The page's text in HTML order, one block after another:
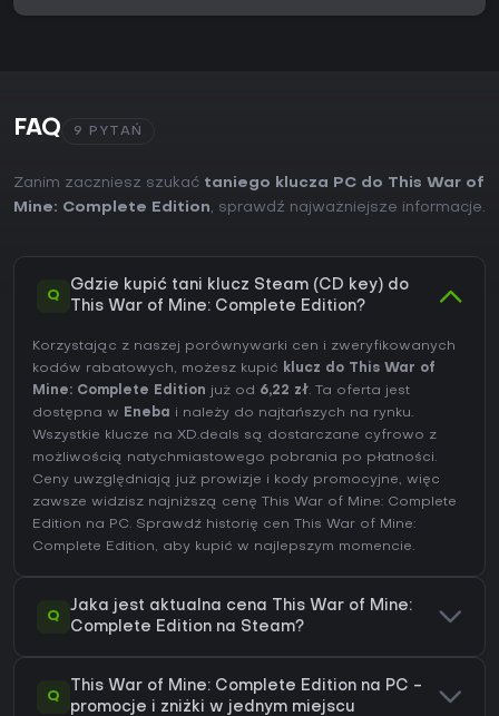
FAQ 9 PYTAŃ
Zanim zaczniesz szukać taniego klucza PC do This War of
Mine: Complete Edition, sprawdź najważniejsze informacje.
Q
Gdzie kupić tani klucz Steam (CD key) do
This War of Mine: Complete Edition?
Korzystając z naszej porównywarki cen i zweryfikowanych
kodów rabatowych, możesz kupić klucz do This War of
Mine: Complete Edition już od 6,22 zł. Ta oferta jest
dostępna w Eneba i należy do najtańszych na rynku.
Wszystkie klucze na XD.deals są dostarczane cyfrowo z
możliwością natychmiastowego pobrania po płatności.
Ceny uwzględniają już prowizje i kody promocyjne, więc
zawsze widzisz najniższą cenę This War of Mine: Complete
Edition na PC. Sprawdź historię cen This War of Mine:
Complete Edition, aby kupić w najlepszym momencie.
Q
Jaka jest aktualna cena This War of Mine:
Complete Edition na Steam?
Q
This War of Mine: Complete Edition na PC -
promocje i zniżki w jednym miejscu